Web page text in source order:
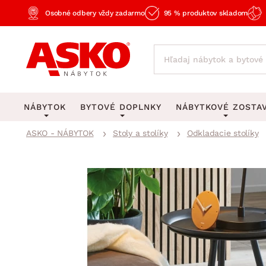
Osobné odbery vždy zadarmo 95 % produktov skladom
NÁBYTOK
Obývacia izba
Spálňa
Pracovňa a kancelária
BYTOVÉ DOPLNKY
Behúne a malé koberce
Kúpeľňové predložky
Stropné osvetlenie
Lustre a závesné
Stojacie lampy
Zobrazit vše
NÁBYTKOVÉ
Spálňové
Kancelárske
Kuchynské
Detské
Predsieňové
ASKO - NÁBYTOK Stoly a stolíky Odkladacie stolíky